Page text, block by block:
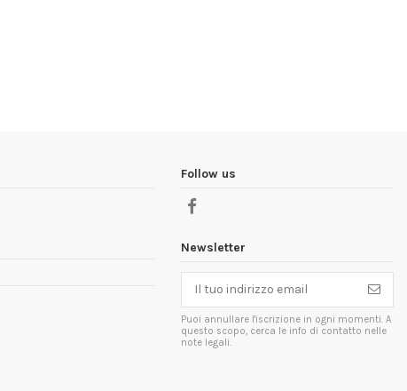
Follow us
Newsletter
Puoi annullare l'iscrizione in ogni momenti. A
questo scopo, cerca le info di contatto nelle
note legali.